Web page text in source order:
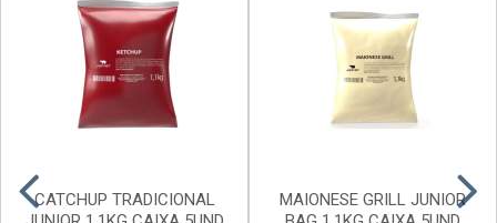
CATCHUP TRADICIONAL
MAIONESE GRILL JUNIOR